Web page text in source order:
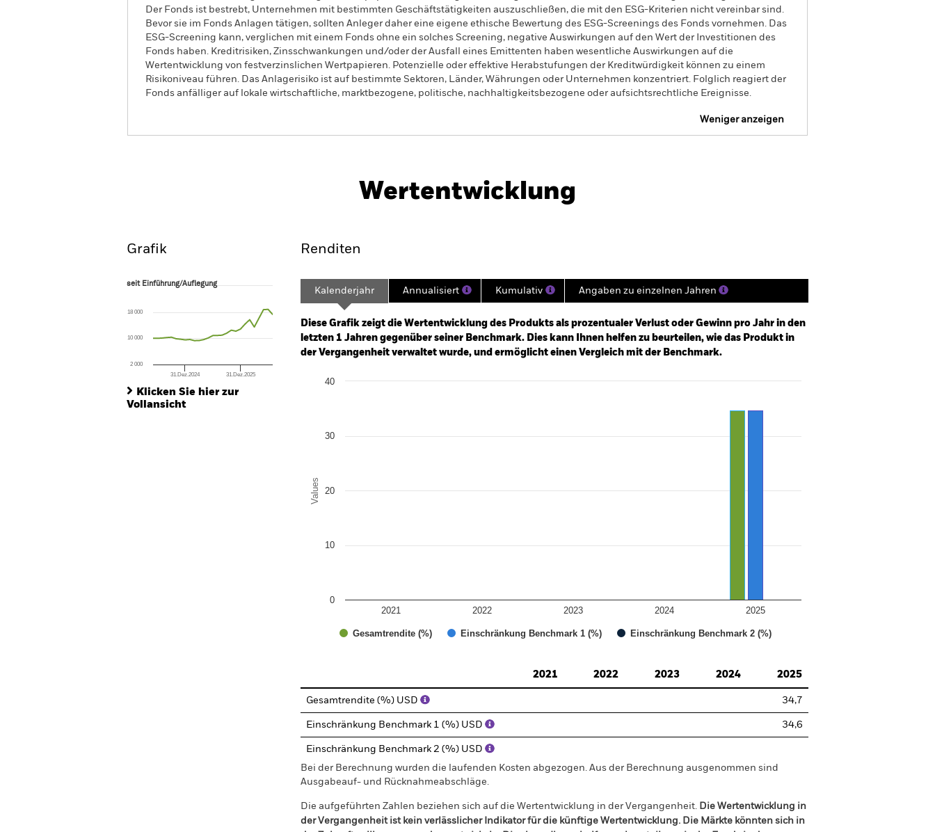
Der Fonds ist bestrebt, Unternehmen mit bestimmten Geschäftstätigkeiten auszuschließen, die mit den ESG-Kriterien nicht vereinbar sind.
Bevor sie im Fonds Anlagen tätigen, sollten Anleger daher eine eigene ethische Bewertung des ESG-Screenings des Fonds vornehmen. Das
ESG-Screening kann, verglichen mit einem Fonds ohne ein solches Screening, negative Auswirkungen auf den Wert der Investitionen des
Fonds haben. Kreditrisiken, Zinsschwankungen und/oder der Ausfall eines Emittenten haben wesentliche Auswirkungen auf die
Wertentwicklung von festverzinslichen Wertpapieren. Potenzielle oder effektive Herabstufungen der Kreditwürdigkeit können zu einem
Risikoniveau führen. Das Anlagerisiko ist auf bestimmte Sektoren, Länder, Währungen oder Unternehmen konzentriert. Folglich reagiert der
Fonds anfälliger auf lokale wirtschaftliche, marktbezogene, politische, nachhaltigkeitsbezogene oder aufsichtsrechtliche Ereignisse.
Weniger anzeigen
Herunterladen
Wertentwicklung
Grafik
seit Einführung/Auflegung
The chart has 1 X axis displaying Time. Range: 2024-05-31 00:00:00 to 2026-07-31 00:00:00.
The chart has 1 Y axis displaying values. Range: -80 to 160.
seit Einführung/Auflegung
31.Dez.2024 31.Dez.2025
2 000
10 000
18 000
Klicken Sie hier zur
Vollansicht
Renditen
Kalenderjahr Annualisiert Kumulativ Angaben zu einzelnen Jahren
Diese Grafik zeigt die Wertentwicklung des Produkts als prozentualer Verlust oder Gewinn pro Jahr in den
letzten 1 Jahren gegenüber seiner Benchmark. Dies kann Ihnen helfen zu beurteilen, wie das Produkt in
der Vergangenheit verwaltet wurde, und ermöglicht einen Vergleich mit der Benchmark.
Bar chart with 3 data series.
Values
Gesamtrendite (%) Einschränkung Benchmark 1 (%) Einschränkung Benchmark 2 (%)
2021 2022 2023 2024 2025
0
10
20
30
40
2021
2022 2023 2024 2025
Gesamtrendite (%) USD 34,7
Einschränkung Benchmark 1 (%) USD 34,6
Einschränkung Benchmark 2 (%) USD
Bei der Berechnung wurden die laufenden Kosten abgezogen. Aus der Berechnung ausgenommen sind
Ausgabeauf- und Rücknahmeabschläge.
Die aufgeführten Zahlen beziehen sich auf die Wertentwicklung in der Vergangenheit. Die Wertentwicklung in
der Vergangenheit ist kein verlässlicher Indikator für die künftige Wertentwicklung. Die Märkte könnten sich in